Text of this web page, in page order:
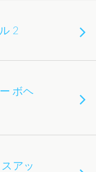
2
ボヘ
アッ